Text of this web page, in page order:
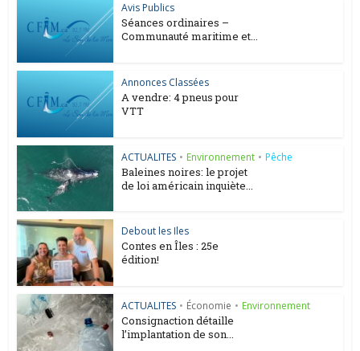
Avis Publics
Séances ordinaires –
Communauté maritime et...
Annonces Classées
A vendre: 4 pneus pour
VTT
ACTUALITES • Environnement • Pêche
Baleines noires: le projet
de loi américain inquiète...
Debout les Iles
Contes en Îles : 25e
édition!
ACTUALITES • Économie • Environnement
Consignaction détaille
l’implantation de son...